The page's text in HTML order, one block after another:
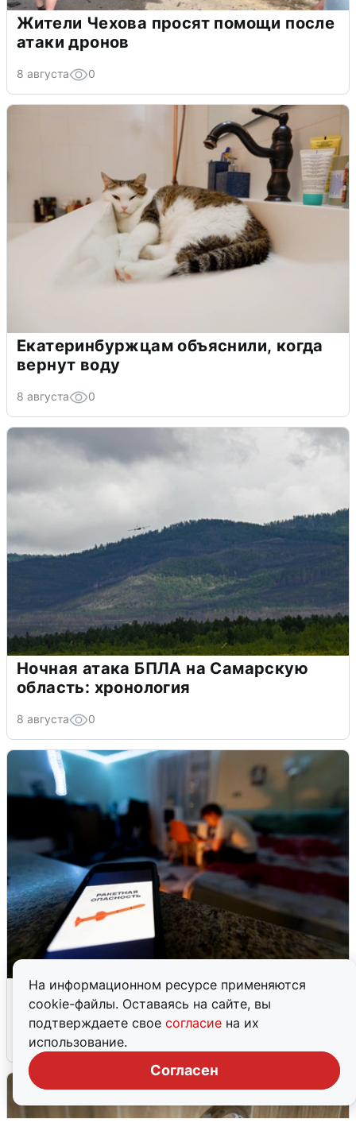
На информационном ресурсе применяются
cookie-файлы. Оставаясь на сайте, вы
подтверждаете свое согласие на их
использование.
Согласен
Жители Чехова просят помощи после
атаки дронов
8 августа 0
Екатеринбуржцам объяснили, когда
вернут воду
8 августа 0
Ночная атака БПЛА на Самарскую
область: хронология
8 августа 0
Ночью в Самарской области завыли
сирены
8 августа 0